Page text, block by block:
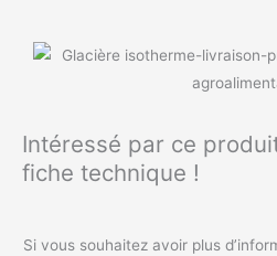
Intéressé par ce
fiche technique !
Si vous souhaitez avoir plus